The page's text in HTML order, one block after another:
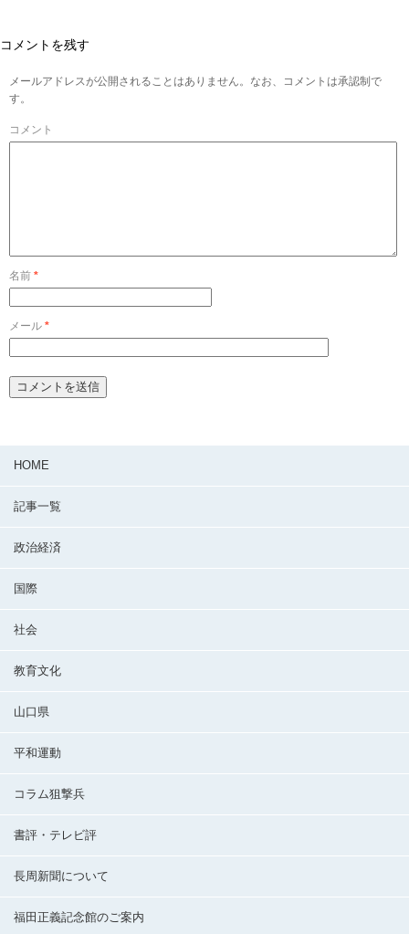
コメントを残す
メールアドレスが公開されることはありません。なお、コメントは承認制で
す。
コメント
名前 *
メール *
HOME
記事一覧
政治経済
国際
社会
教育文化
山口県
平和運動
コラム狙撃兵
書評・テレビ評
長周新聞について
福田正義記念館のご案内